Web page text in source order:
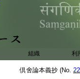
組織 利
倶舍論本義抄 (No.
問。道類忍。可有
法後得也 兩方。若
必無成就向道。道
義哉。是以。光法
得。最羸劣者。唯
而道類忍。既有法
況。現在道類忍。